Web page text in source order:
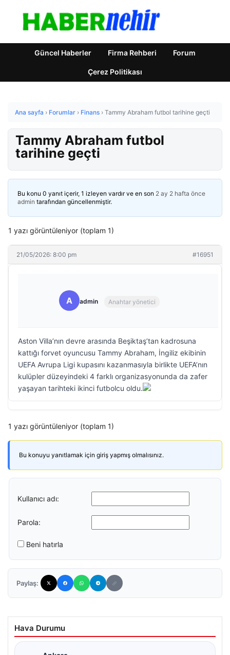
Güncel Haberler Firma Rehberi Forum
Çerez Politikası
Ana sayfa › Forumlar › Finans › Tammy Abraham futbol tarihine geçti
Tammy Abraham futbol
tarihine geçti
Bu konu 0 yanıt içerir, 1 izleyen vardır ve en son 2 ay 2 hafta önce
admin tarafından güncellenmiştir.
1 yazı görüntüleniyor (toplam 1)
21/05/2026: 8:00 pm #16951
A admin Anahtar yönetici
Aston Villa’nın devre arasında Beşiktaş’tan kadrosuna
kattığı forvet oyuncusu Tammy Abraham, İngiliz ekibinin
UEFA Avrupa Ligi kupasını kazanmasıyla birlikte UEFA’nın
kulüpler düzeyindeki 4 farklı organizasyonunda da zafer
yaşayan tarihteki ikinci futbolcu oldu.
1 yazı görüntüleniyor (toplam 1)
Bu konuyu yanıtlamak için giriş yapmış olmalısınız.
Kullanıcı adı:
Parola:
Beni hatırla
Paylaş:
Hava Durumu